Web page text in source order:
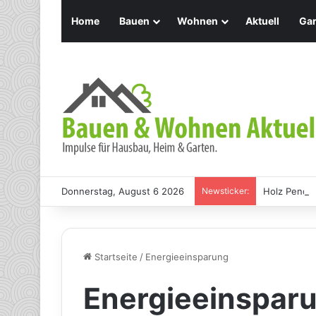
Home Bauen Wohnen Aktuell
Donnerstag, August 6 2026 Newsticker: Holz
Startseite / Energieeinsparung